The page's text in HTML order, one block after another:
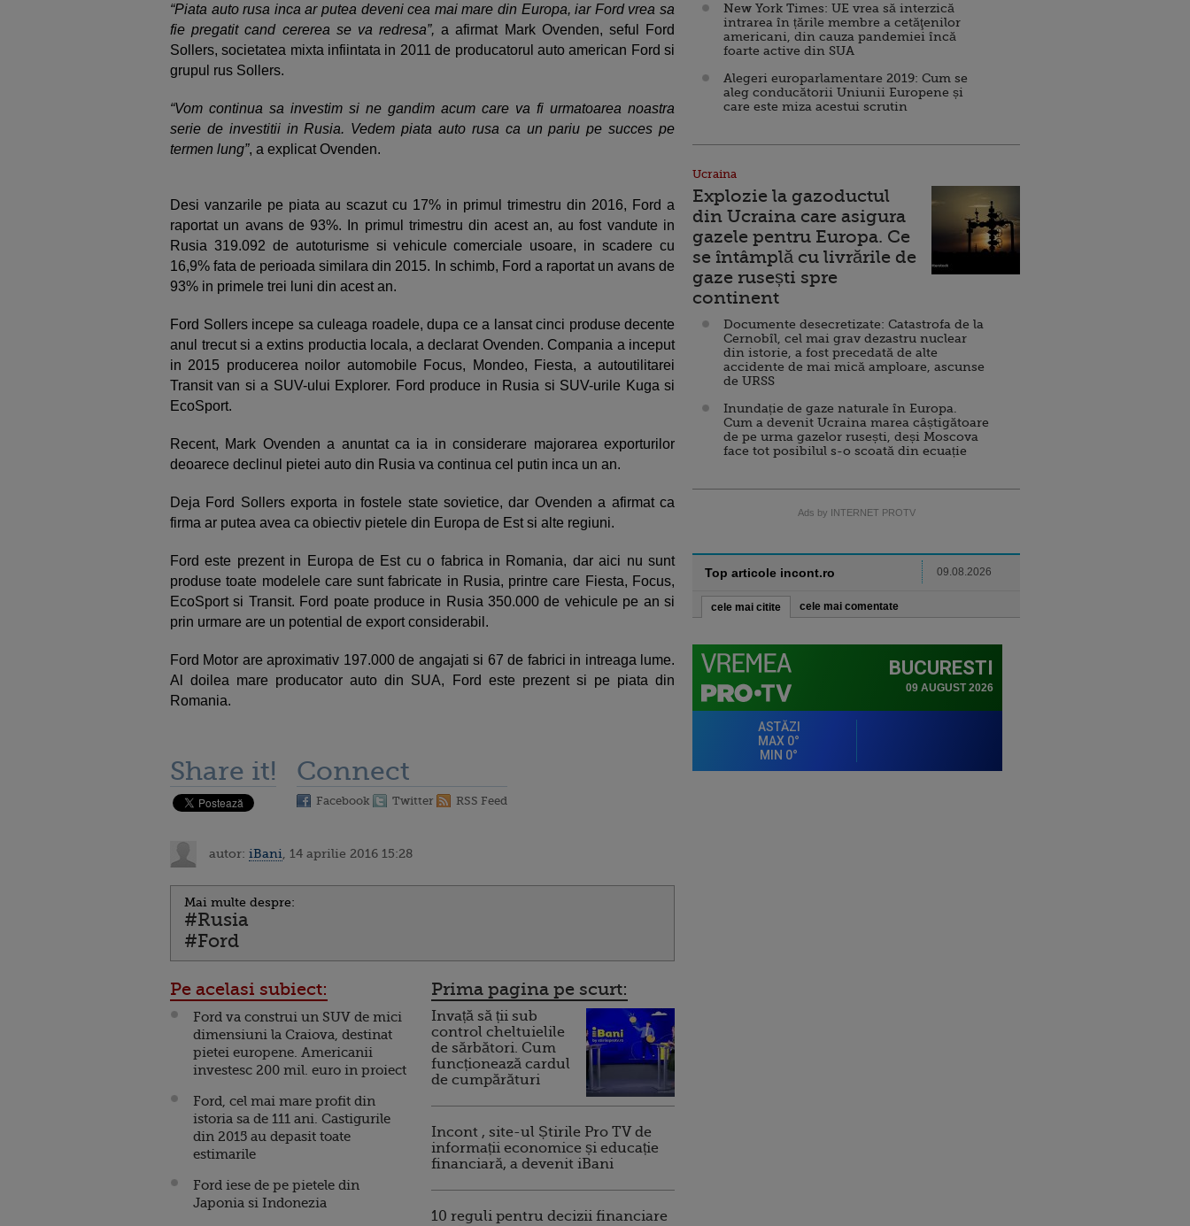
“Piata auto rusa inca ar putea deveni cea mai mare din Europa, iar Ford vrea sa
fie pregatit cand cererea se va redresa”, a afirmat Mark Ovenden, seful Ford
Sollers, societatea mixta infiintata in 2011 de producatorul auto american Ford si
grupul rus Sollers.
“Vom continua sa investim si ne gandim acum care va fi urmatoarea noastra
serie de investitii in Rusia. Vedem piata auto rusa ca un pariu pe succes pe
termen lung”, a explicat Ovenden.
Desi vanzarile pe piata au scazut cu 17% in primul trimestru din 2016, Ford a
raportat un avans de 93%. In primul trimestru din acest an, au fost vandute in
Rusia 319.092 de autoturisme si vehicule comerciale usoare, in scadere cu
16,9% fata de perioada similara din 2015. In schimb, Ford a raportat un avans de
93% in primele trei luni din acest an.
Ford Sollers incepe sa culeaga roadele, dupa ce a lansat cinci produse decente
anul trecut si a extins productia locala, a declarat Ovenden. Compania a inceput
in 2015 producerea noilor automobile Focus, Mondeo, Fiesta, a autoutilitarei
Transit van si a SUV-ului Explorer. Ford produce in Rusia si SUV-urile Kuga si
EcoSport.
Recent, Mark Ovenden a anuntat ca ia in considerare majorarea exporturilor
deoarece declinul pietei auto din Rusia va continua cel putin inca un an.
Deja Ford Sollers exporta in fostele state sovietice, dar Ovenden a afirmat ca
firma ar putea avea ca obiectiv pietele din Europa de Est si alte regiuni.
Ford este prezent in Europa de Est cu o fabrica in Romania, dar aici nu sunt
produse toate modelele care sunt fabricate in Rusia, printre care Fiesta, Focus,
EcoSport si Transit. Ford poate produce in Rusia 350.000 de vehicule pe an si
prin urmare are un potential de export considerabil.
Ford Motor are aproximativ 197.000 de angajati si 67 de fabrici in intreaga lume.
Al doilea mare producator auto din SUA, Ford este prezent si pe piata din
Romania.
Share it! Connect
Facebook Twitter RSS Feed
autor: iBani , 14 aprilie 2016 15:28
Mai multe despre:
#Rusia
#Ford
Pe acelasi subiect:
Ford va construi un SUV de mici
dimensiuni la Craiova, destinat
pietei europene. Americanii
investesc 200 mil. euro in proiect
Ford, cel mai mare profit din
istoria sa de 111 ani. Castigurile
din 2015 au depasit toate
estimarile
Ford iese de pe pietele din
Japonia si Indonezia
Prima pagina pe scurt:
Invață să ții sub
control cheltuielile
de sărbători. Cum
funcționează cardul
de cumpărături
Incont , site-ul Știrile Pro TV de
informații economice și educație
financiară, a devenit iBani
10 reguli pentru decizii financiare
New York Times: UE vrea să interzică
intrarea în țările membre a cetăţenilor
americani, din cauza pandemiei încă
foarte active din SUA
Alegeri europarlamentare 2019: Cum se
aleg conducătorii Uniunii Europene și
care este miza acestui scrutin
Ucraina
Explozie la gazoductul
din Ucraina care asigura
gazele pentru Europa. Ce
se întâmplă cu livrările de
gaze rusești spre
continent
Documente desecretizate: Catastrofa de la
Cernobîl, cel mai grav dezastru nuclear
din istorie, a fost precedată de alte
accidente de mai mică amploare, ascunse
de URSS
Inundație de gaze naturale în Europa.
Cum a devenit Ucraina marea câștigătoare
de pe urma gazelor rusești, deși Moscova
face tot posibilul s-o scoată din ecuație
Ads by INTERNET PROTV
Top articole incont.ro 09.08.2026
cele mai citite cele mai comentate